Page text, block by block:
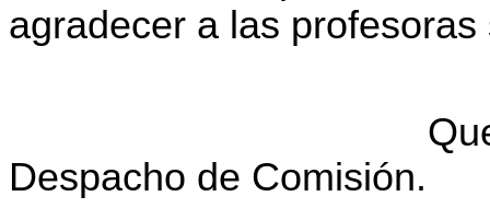
agradecer a las
Despacho de Comisión.